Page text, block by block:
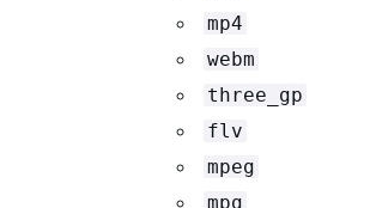
mp4
webm
three_gp
flv
mpeg
mpg